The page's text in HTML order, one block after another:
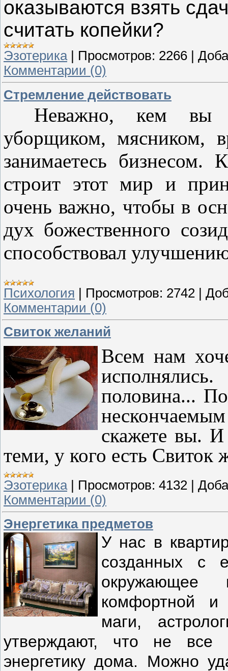
оказываются взять
считать копейки?
Эзотерика| Просмотров: 2266
Комментарии (0)
Стремление действовать
Неважно, кем
уборщиком, мясником,
занимаетесь
строит этот мир и
очень важно, чтобы в
дух божественного
способствовал
Психология | Просмотров: 2742 |
Комментарии (0)
Свиток желаний
Всем нам
половина...
скажете вы.
теми, у кого есть Свиток
Эзотерика | Просмотров: 4132 |
Комментарии (0)
Энергетика предметов
У нас в
созданных с
окружающее
комфортной и
маги,
утверждают, что не все
энергетику дома. Можно